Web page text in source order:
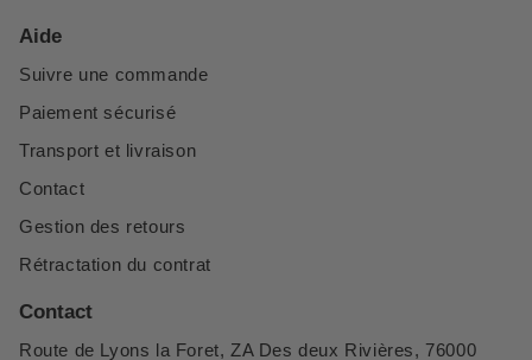
Aide
Suivre une commande
Paiement sécurisé
Transport et livraison
Contact
Gestion des retours
Rétractation du contrat
Contact
Route de Lyons la Foret, ZA Des deux Rivières, 76000